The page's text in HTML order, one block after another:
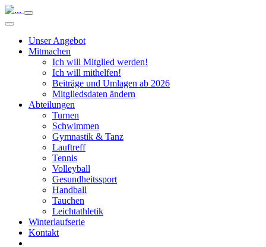
Unser Angebot
Mitmachen
Ich will Mitglied werden!
Ich will mithelfen!
Beiträge und Umlagen ab 2026
Mitgliedsdaten ändern
Abteilungen
Turnen
Schwimmen
Gymnastik & Tanz
Lauftreff
Tennis
Volleyball
Gesundheitssport
Handball
Tauchen
Leichtathletik
Winterlaufserie
Kontakt